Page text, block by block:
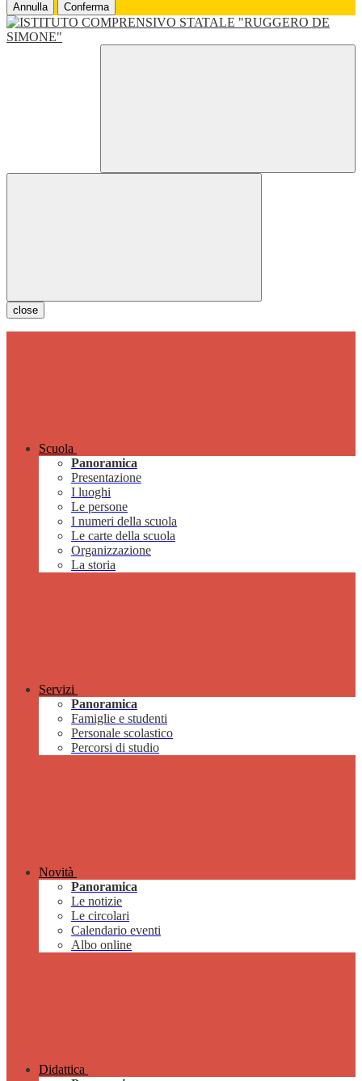
Annulla Conferma
close
Scuola
Panoramica
Presentazione
I luoghi
Le persone
I numeri della scuola
Le carte della scuola
Organizzazione
La storia
Servizi
Panoramica
Famiglie e studenti
Personale scolastico
Percorsi di studio
Novità
Panoramica
Le notizie
Le circolari
Calendario eventi
Albo online
Didattica